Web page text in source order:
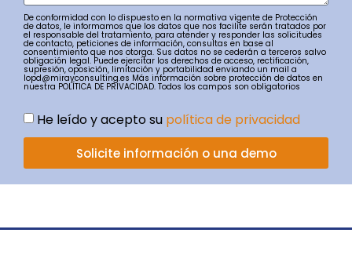
De conformidad con lo dispuesto en la normativa vigente de Protección
de datos, le informamos que los datos que nos facilite serán tratados por
el responsable del tratamiento, para atender y responder las solicitudes
de contacto, peticiones de información, consultas en base al
consentimiento que nos otorga. Sus datos no se cederán a terceros salvo
obligación legal. Puede ejercitar los derechos de acceso, rectificación,
supresión, oposición, limitación y portabilidad enviando un mail a
lopd@mirayconsulting.es Más información sobre protección de datos en
nuestra POLÍTICA DE PRIVACIDAD. Todos los campos son obligatorios
He leído y acepto su política de privacidad
Solicite información o una demo